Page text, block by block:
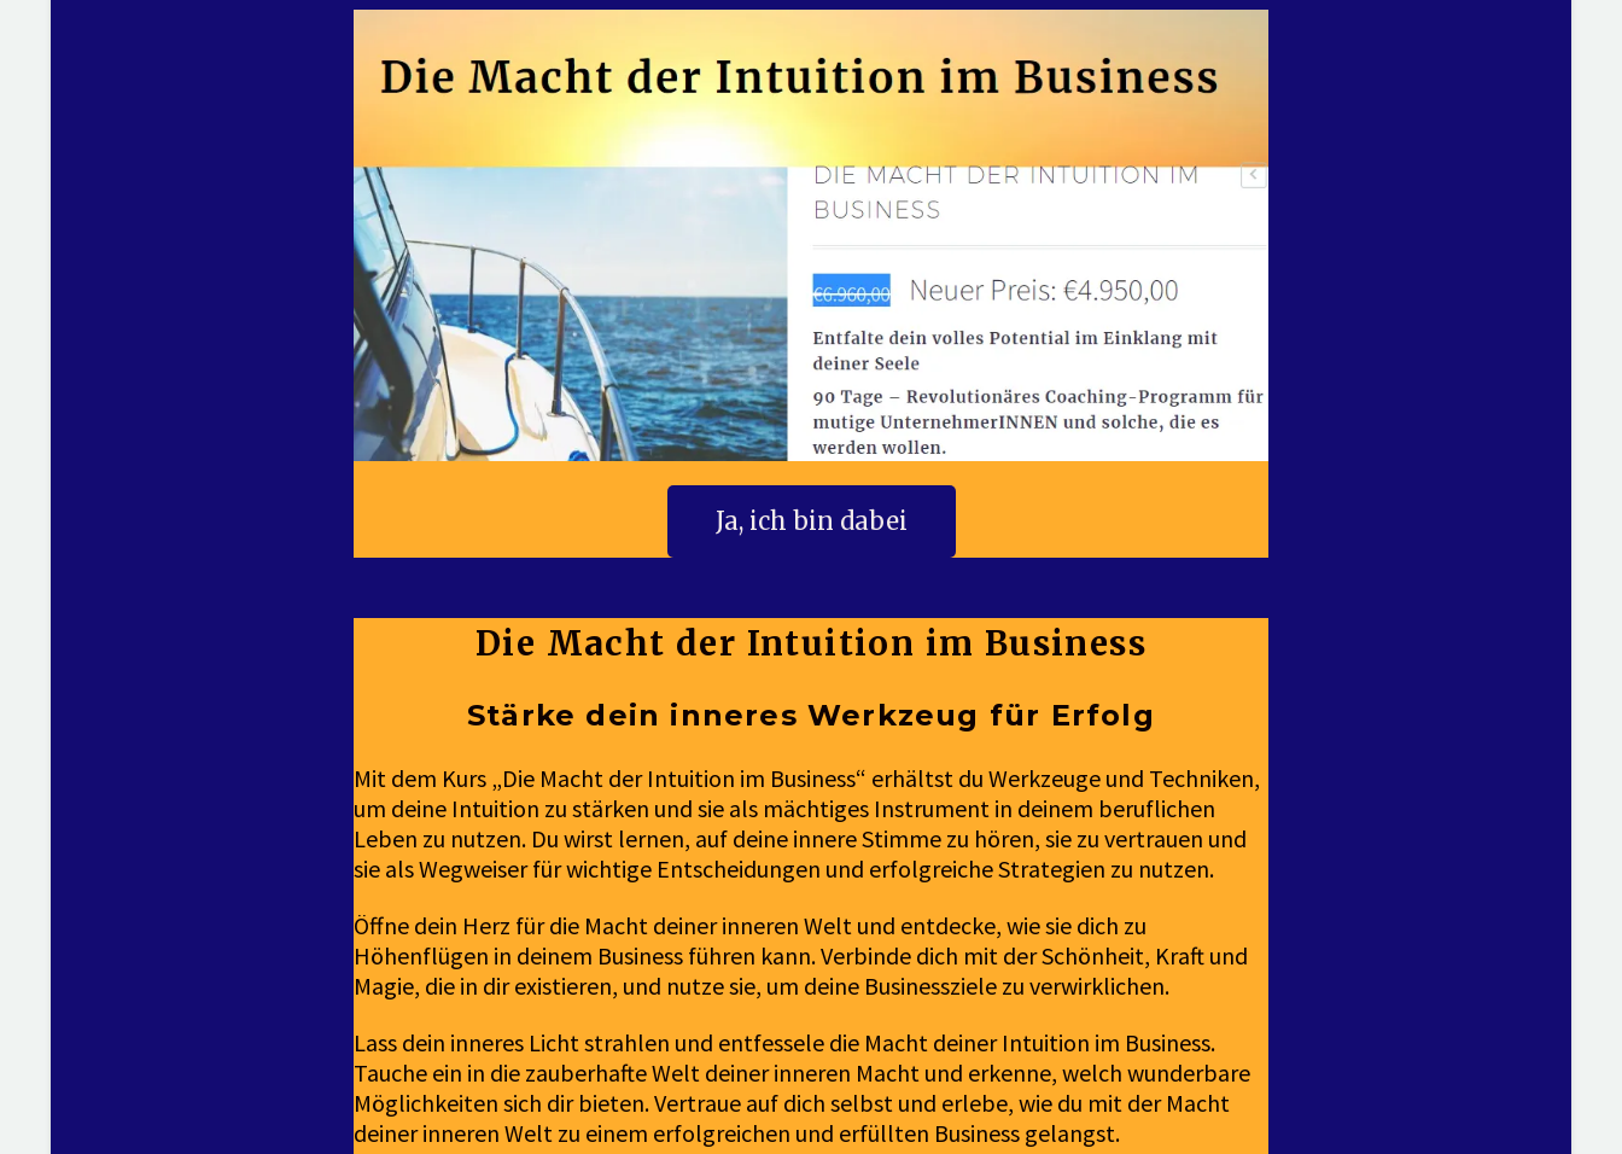
Ja, ich bin dabei
Die Macht der Intuition im Business
Stärke dein inneres Werkzeug für Erfolg
Mit dem Kurs „Die Macht der Intuition im Business“ erhältst du Werkzeuge und Techniken,
um deine Intuition zu stärken und sie als mächtiges Instrument in deinem beruflichen
Leben zu nutzen. Du wirst lernen, auf deine innere Stimme zu hören, sie zu vertrauen und
sie als Wegweiser für wichtige Entscheidungen und erfolgreiche Strategien zu nutzen.
Öffne dein Herz für die Macht deiner inneren Welt und entdecke, wie sie dich zu
Höhenflügen in deinem Business führen kann. Verbinde dich mit der Schönheit, Kraft und
Magie, die in dir existieren, und nutze sie, um deine Businessziele zu verwirklichen.
Lass dein inneres Licht strahlen und entfessele die Macht deiner Intuition im Business.
Tauche ein in die zauberhafte Welt deiner inneren Macht und erkenne, welch wunderbare
Möglichkeiten sich dir bieten. Vertraue auf dich selbst und erlebe, wie du mit der Macht
deiner inneren Welt zu einem erfolgreichen und erfüllten Business gelangst.